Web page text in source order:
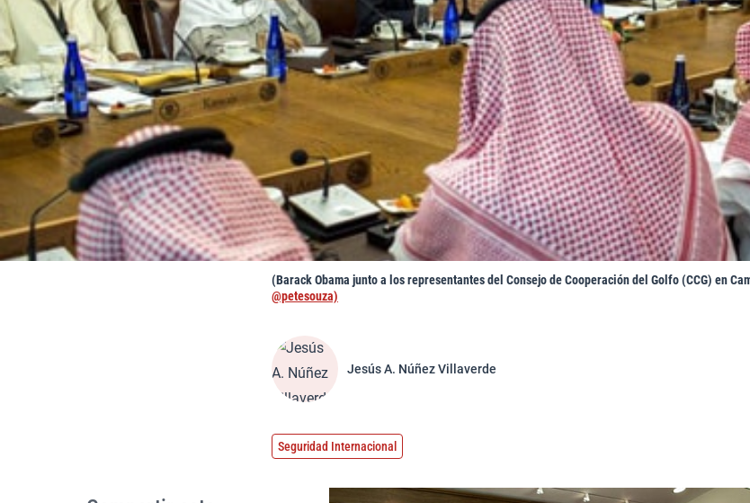
(Barack Obama junto a los representantes del Consejo de Cooperación del Golfo (CCG) en
@petesouza)
Jesús A. Núñez Villaverde
Seguridad Internacional